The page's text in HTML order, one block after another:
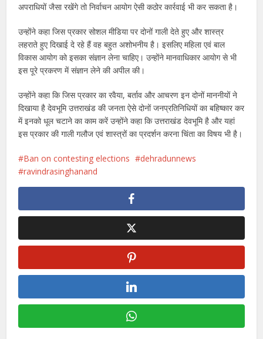
अपराधियों जैसा रखेंगे तो निर्वाचन आयोग ऐसी कठोर कार्रवाई भी कर सकता है।
उन्होंने कहा जिस प्रकार सोशल मीडिया पर दोनों गाली देते हुए और शास्त्र
लहराते हुए दिखाई दे रहे हैं वह बहुत अशोभनीय है। इसलिए महिला एवं बाल
विकास आयोग को इसका संज्ञान लेना चाहिए। उन्होंने मानवाधिकार आयोग से भी
इस पूरे प्रकरण में संज्ञान लेने की अपील की।
उन्होंने कहा कि जिस प्रकार का रवैया, बर्ताव और आचरण इन दोनों माननीयों ने
दिखाया है देवभूमि उत्तराखंड की जनता ऐसे दोनों जनप्रतिनिधियों का बहिष्कार कर
में इनको धूल चटाने का काम करें उन्होंने कहा कि उत्तराखंड देवभूमि है और यहां
इस प्रकार की गाली गलौज एवं शास्त्रों का प्रदर्शन करना चिंता का विषय भी है।
Ban on contesting elections
dehradunnews
ravindrasinghanand